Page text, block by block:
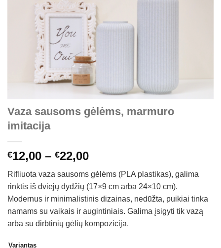
Vaza sausoms gėlėms, marmuro
imitacija
€12,00 – €22,00Price
€12,00
through
€22,00
Rifliuota vaza sausoms gėlėms (PLA plastikas), galima
rinktis iš dviejų dydžių (17×9 cm arba 24×10 cm).
Modernus ir minimalistinis dizainas, nedūžta, puikiai tinka
namams su vaikais ir augintiniais. Galima įsigyti tik vazą
arba su dirbtinių gėlių kompozicija.
Variantas